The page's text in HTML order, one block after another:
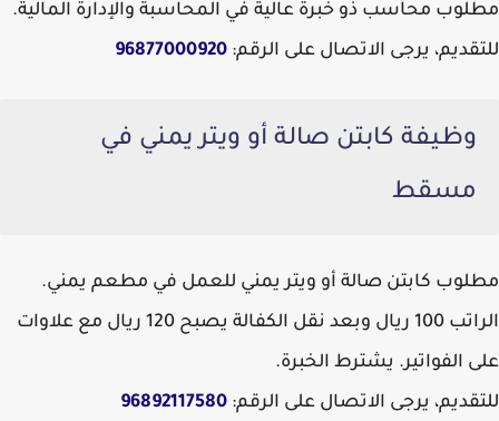
مطلوب محاسب ذو خبرة عالية في المحاسبة والإدارة المالية.
للتقديم، يرجى الاتصال على الرقم: 96877000920
وظيفة كابتن صالة أو ويتر يمني في
مسقط
مطلوب كابتن صالة أو ويتر يمني للعمل في مطعم يمني.
الراتب 100 ريال وبعد نقل الكفالة يصبح 120 ريال مع علاوات
على الفواتير. يشترط الخبرة.
للتقديم، يرجى الاتصال على الرقم: 96892117580